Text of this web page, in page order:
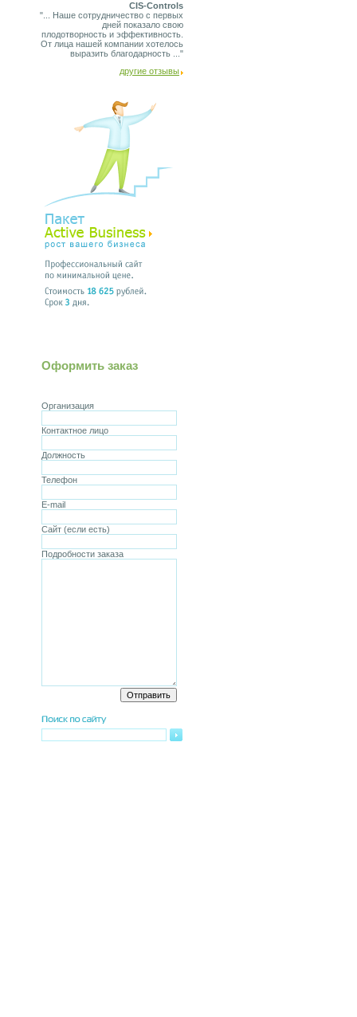
CIS-Controls
"... Наше сотрудничество с первых
дней показало свою
плодотворность и эффективность.
От лица нашей компании хотелось
выразить благодарность ..."
другие отзывы
Оформить заказ
Организация
Контактное лицо
Должность
Телефон
E-mail
Сайт (если есть)
Подробности заказа